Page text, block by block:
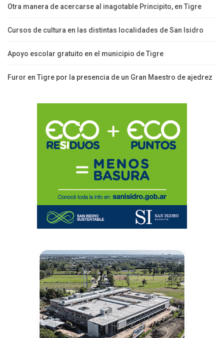
Otra manera de acercarse al inagotable Principito, en Tigre
Cursos de cultura en las distintas localidades de San Isidro
Apoyo escolar gratuito en el municipio de Tigre
Furor en Tigre por la presencia de un Gran Maestro de ajedrez